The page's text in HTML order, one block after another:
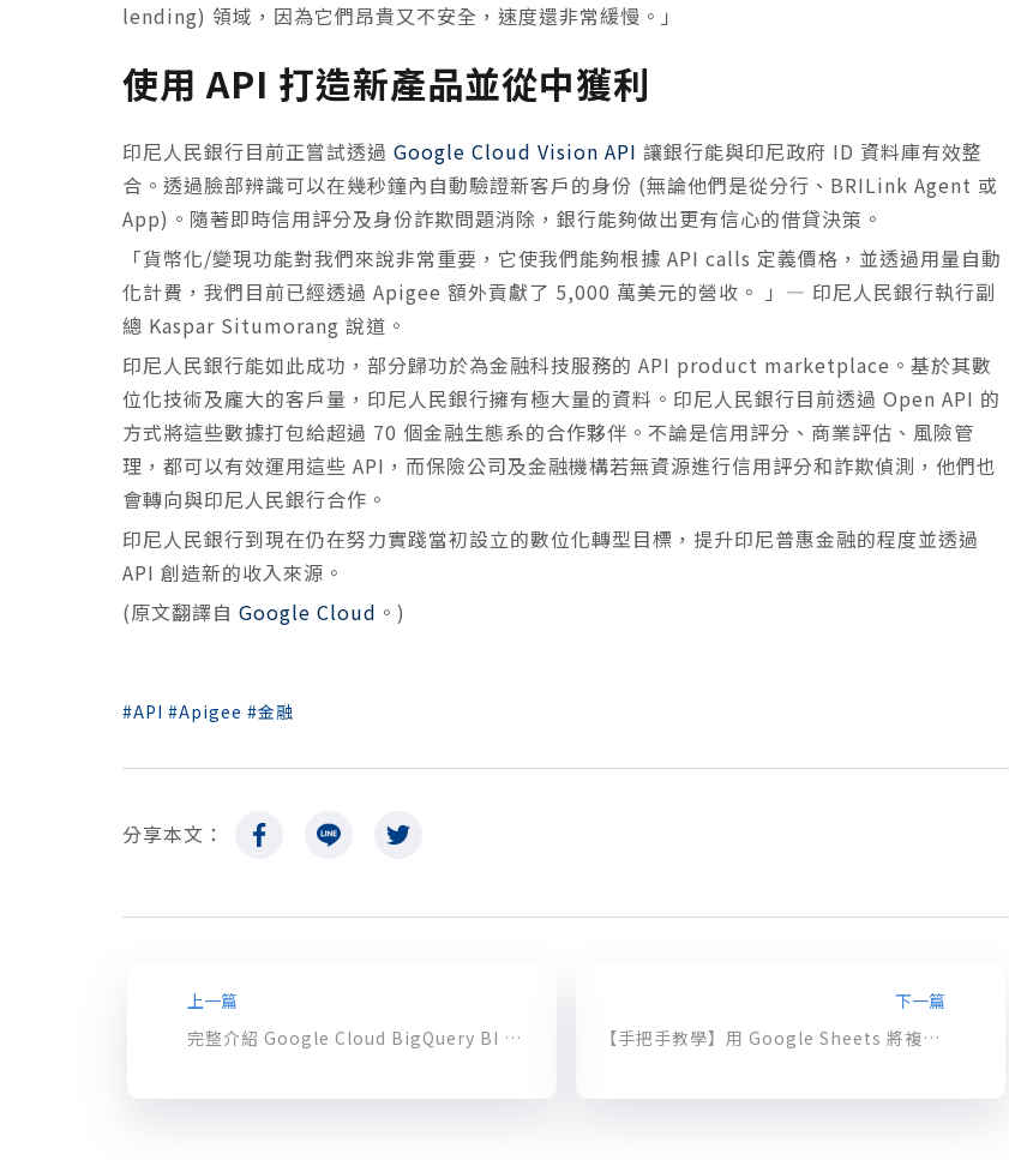
lending) 領域，因為它們昂貴又不安全，速度還非常緩慢。」
使用 API 打造新產品並從中獲利
印尼人民銀行目前正嘗試透過 Google Cloud Vision API 讓銀行能與印尼政府 ID 資料庫有效整
合。透過臉部辨識可以在幾秒鐘內自動驗證新客戶的身份 (無論他們是從分行、BRILink Agent 或
App)。隨著即時信用評分及身份詐欺問題消除，銀行能夠做出更有信心的借貸決策。
「貨幣化/變現功能對我們來說非常重要，它使我們能夠根據 API calls 定義價格，並透過用量自動
化計費，我們目前已經透過 Apigee 額外貢獻了 5,000 萬美元的營收。 」— 印尼人民銀行執行副
總 Kaspar Situmorang 說道。
印尼人民銀行能如此成功，部分歸功於為金融科技服務的 API product marketplace。基於其數
位化技術及龐大的客戶量，印尼人民銀行擁有極大量的資料。印尼人民銀行目前透過 Open API 的
方式將這些數據打包給超過 70 個金融生態系的合作夥伴。不論是信用評分、商業評估、風險管
理，都可以有效運用這些 API，而保險公司及金融機構若無資源進行信用評分和詐欺偵測，他們也
會轉向與印尼人民銀行合作。
印尼人民銀行到現在仍在努力實踐當初設立的數位化轉型目標，提升印尼普惠金融的程度並透過
API 創造新的收入來源。
(原文翻譯自 Google Cloud 。)
API Apigee 金融
分享本文：
上一篇
完整介紹 Google Cloud BigQuery BI Engine
下一篇
【手把手教學】用 Google Sheets 將複雜的 CSV 檔加載到 BigQuery